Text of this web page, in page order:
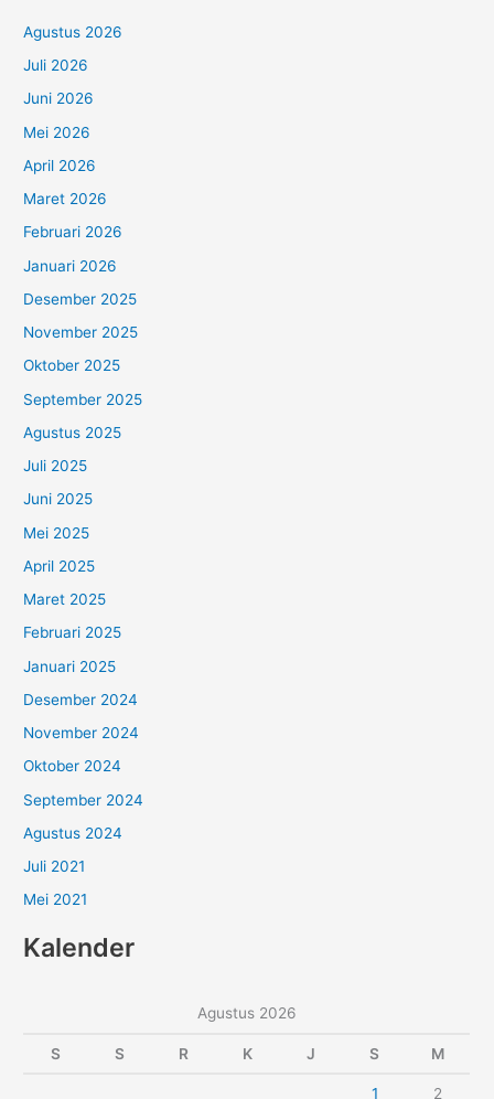
Agustus 2026
Juli 2026
Juni 2026
Mei 2026
April 2026
Maret 2026
Februari 2026
Januari 2026
Desember 2025
November 2025
Oktober 2025
September 2025
Agustus 2025
Juli 2025
Juni 2025
Mei 2025
April 2025
Maret 2025
Februari 2025
Januari 2025
Desember 2024
November 2024
Oktober 2024
September 2024
Agustus 2024
Juli 2021
Mei 2021
Kalender
Agustus 2026
S S R K J S M
1 2